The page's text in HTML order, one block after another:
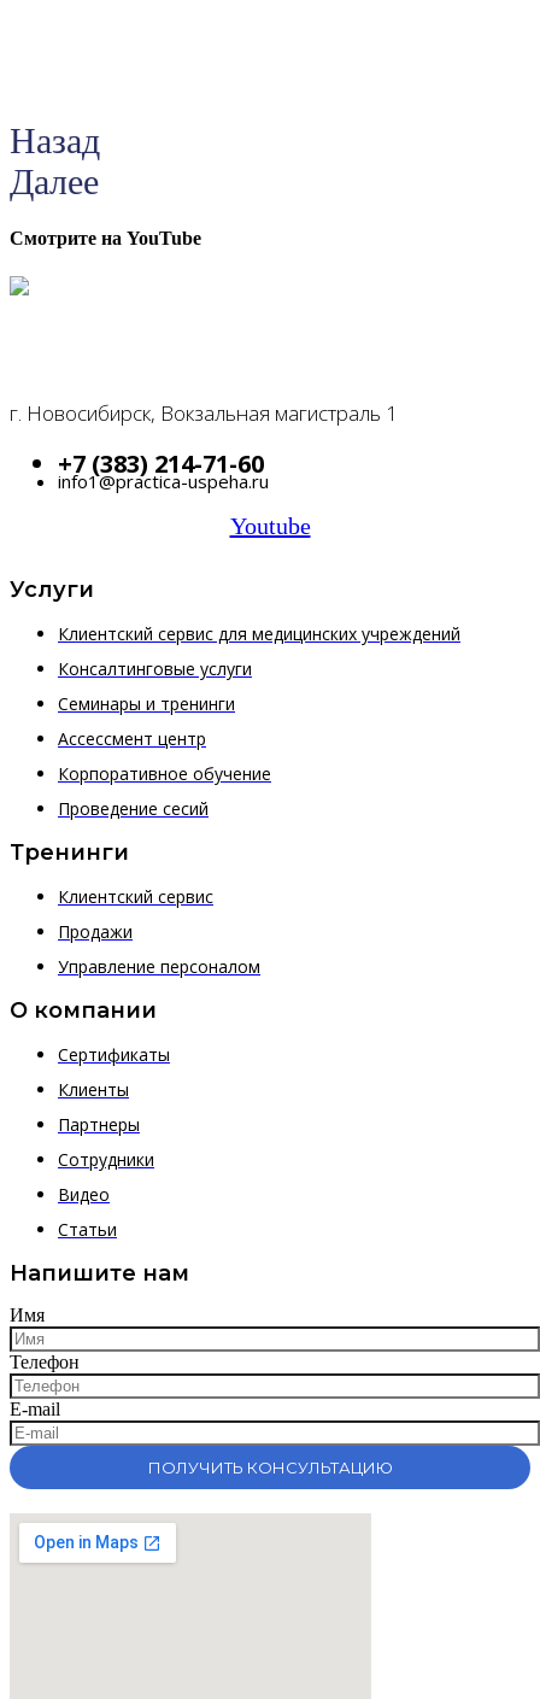
Назад
Далее
Смотрите на YouTube
г. Новосибирск, Вокзальная магистраль 1
+7 (383) 214-71-60
info1@practica-uspeha.ru
Youtube
Услуги
Клиентский сервис для медицинских учреждений
Консалтинговые услуги
Семинары и тренинги
Ассессмент центр
Корпоративное обучение
Проведение сесий
Тренинги
Клиентский сервис
Продажи
Управление персоналом
О компании
Сертификаты
Клиенты
Партнеры
Сотрудники
Видео
Статьи
Напишите нам
Имя
Телефон
E-mail